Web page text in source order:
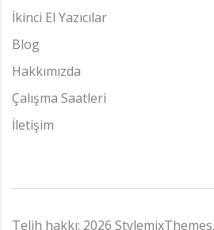
İkinci El Yazıcılar
Blog
Hakkımızda
Çalışma Saatleri
İletişim
Telih hakkı; 2026 StylemixThemes